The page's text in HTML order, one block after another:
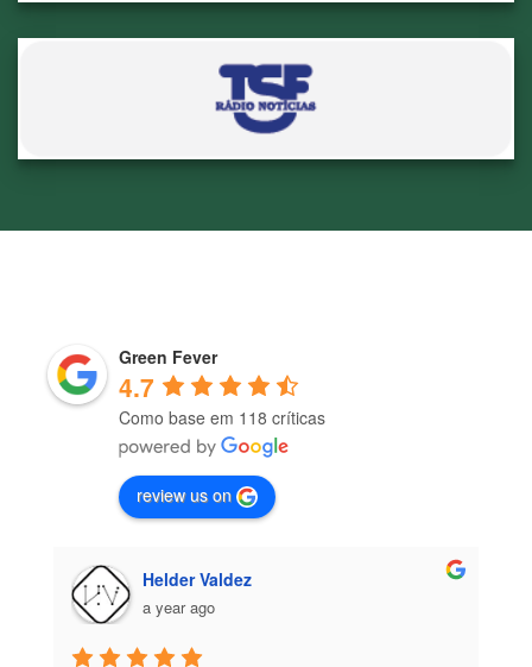
Green Fever
4.7
Como base em 118 críticas
review us on
José Brito
a year ago